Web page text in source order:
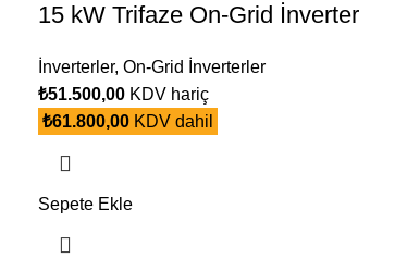
15 kW Trifaze On-Grid İnverter
İnverterler, On-Grid İnverterler
₺51.500,00KDV hariç
₺61.800,00KDV dahil
Sepete Ekle